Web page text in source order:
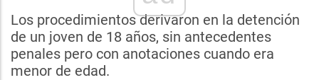
Los procedimientos derivaron en la detención
de un joven de 18 años, sin antecedentes
penales pero con anotaciones cuando era
menor de edad.